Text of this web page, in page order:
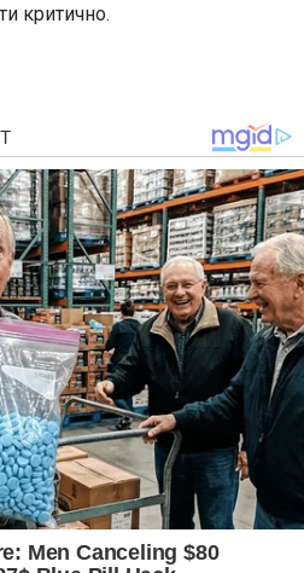
критично.